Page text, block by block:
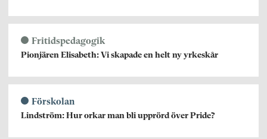
Fritidspedagogik
Pionjären Elisabeth: Vi skapade en helt ny yrkeskår
Förskolan
Lindström: Hur orkar man bli upprörd över Pride?